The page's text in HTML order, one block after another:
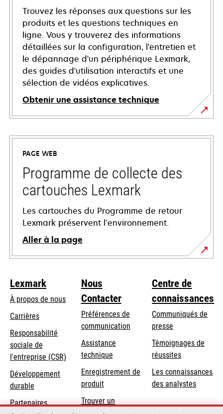
Trouvez les réponses aux questions sur les
produits et les questions techniques en
ligne. Vous y trouverez des informations
détaillées sur la configuration, l'entretien et
le dépannage d'un périphérique Lexmark,
des guides d'utilisation interactifs et une
sélection de vidéos explicatives.
Obtenir une assistance technique
s’ouvre
dans
nouvel
onglet
PAGE WEB
Programme de collecte des
cartouches Lexmark
Les cartouches du Programme de retour
Lexmark préservent l’environnement.
Aller à la page
Lexmark
À propos de nous
Carrières
s’ouvre
dans
un
nouvel
onglet
Responsabilité
sociale de
l'entreprise (CSR) s’ouvre
onglet
Développement
durable
Partenaires
Nous
Contacter
Préférences de
communication
s’ouvre
dans
un
nouvel
onglet
Assistance
techniques’ouvre
un
onglet
Enregistrement de
produit
Trouver un
Centre de
connaissances
Communiqués de
presse
Témoignages de
réussites
Les connaissances
des analystes